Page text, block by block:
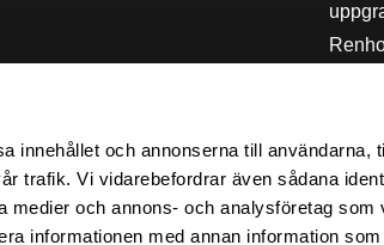
innehållet och annonserna till användarna,
trafik. Vi vidarebefordrar även sådana
medier och annons- och analysföretag som
informationen med annan information
aktivt